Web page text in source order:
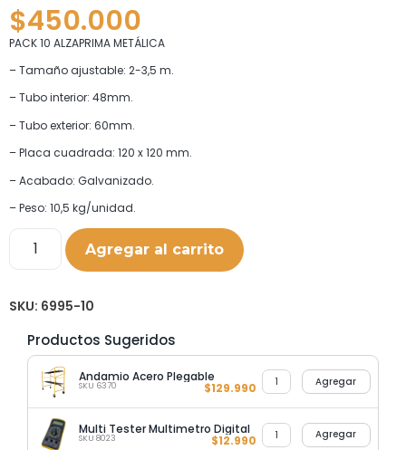
$450.000
PACK 10 ALZAPRIMA METÁLICA
– Tamaño ajustable: 2-3,5 m.
– Tubo interior: 48mm.
– Tubo exterior: 60mm.
– Placa cuadrada: 120 x 120 mm.
– Acabado: Galvanizado.
– Peso: 10,5 kg/unidad.
Agregar al carrito
SKU: 6995-10
Productos Sugeridos
Andamio Acero Plegable
SKU 6370 $129.990 Agregar
Multi Tester Multimetro Digital
SKU 8023 $12.990 Agregar